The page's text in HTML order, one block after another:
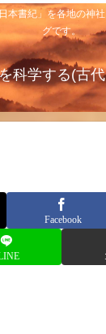
本書紀」を各地の神
グです。
科学する(古
Facebook